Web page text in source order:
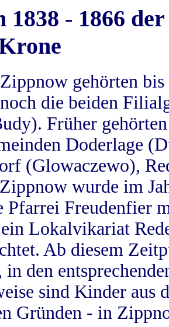
1838 - 1866
gehörten
die beiden
Früher
Doderlage
(Glowaczewo),
wurde im
Pfarrei Freudenfier
Lokalvikariat
Ab diesem
in den
sind Kinder aus
Gründen - in